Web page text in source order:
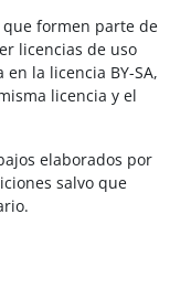
formen parte de
licencias de uso
la licencia BY-SA,
licencia y el
elaborados por
salvo que